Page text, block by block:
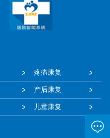
疼痛康复
产后康复
儿童康复